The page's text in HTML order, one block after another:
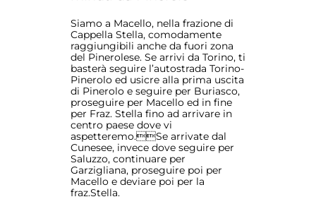
Siamo a Macello, nella frazione di
Cappella Stella, comodamente
raggiungibili anche da fuori zona
del Pinerolese. Se arrivi da Torino, ti
basterà seguire l’autostrada Torino-
Pinerolo ed usicre alla prima uscita
di Pinerolo e seguire per Buriasco,
proseguire per Macello ed in fine
per Fraz. Stella fino ad arrivare in
centro paese dove vi
aspetteremo.Se arrivate dal
Cunesee, invece dove seguire per
Saluzzo, continuare per
Garzigliana, proseguire poi per
Macello e deviare poi per la
fraz.Stella.